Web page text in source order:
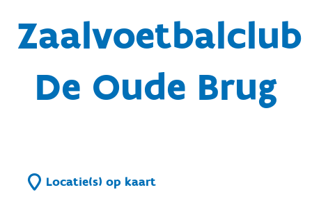
Zaalvoetbalclub
De Oude Brug
Locatie(s) op kaart